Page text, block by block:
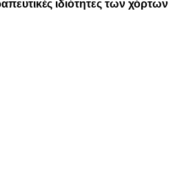
ιδιότητες των χόρτων